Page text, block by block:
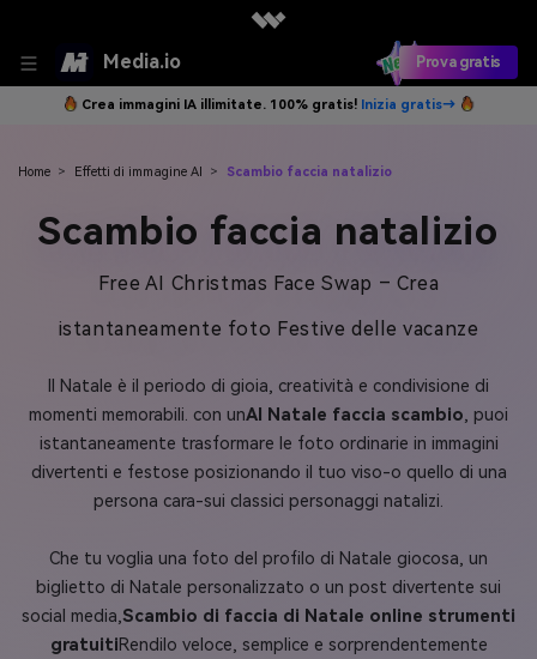
Media.io Prova gratis
Crea immagini IA illimitate. 100% gratis! Inizia gratis→
Home > Effetti di immagine AI > Scambio faccia natalizio
Scambio faccia natalizio
Free AI Christmas Face Swap – Crea
istantaneamente foto Festive delle vacanze
Il Natale è il periodo di gioia, creatività e condivisione di
momenti memorabili. con unAI Natale faccia scambio, puoi
istantaneamente trasformare le foto ordinarie in immagini
divertenti e festose posizionando il tuo viso-o quello di una
persona cara-sui classici personaggi natalizi.
Che tu voglia una foto del profilo di Natale giocosa, un
biglietto di Natale personalizzato o un post divertente sui
social media,Scambio di faccia di Natale online strumenti
gratuitiRendilo veloce, semplice e sorprendentemente